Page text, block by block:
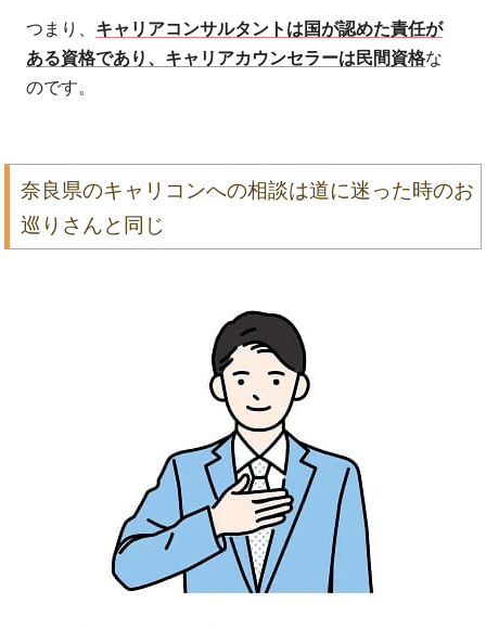
つまり、 キャリアコンサルタントは国が認めた責任が
ある資格であり、キャリアカウンセラーは民間資格な
のです。
奈良県のキャリコンへの相談は道に迷った時のお
巡りさんと同じ